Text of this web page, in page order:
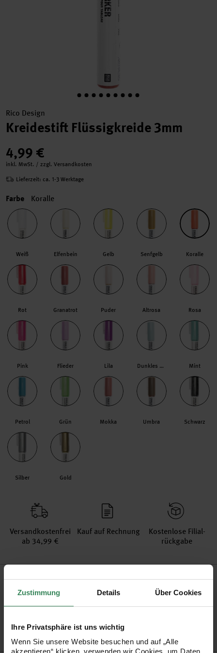
Zustimmung Details Über Cookies
Ihre Privatsphäre ist uns wichtig
Wenn Sie unsere Website besuchen und auf „Alle
akzeptieren“ klicken, verwenden wir Cookies, um Daten
Rico Design
Kreidestift Flüssigkreide 3mm
4,99 €
inkl. MwSt. / zzgl. Versandkosten
Lieferzeit: ca. 1-3 Werktage
Farbe Koralle
Weiß Elfenbein Gelb Senfgelb Koralle
Rot Granatrot Puder Altrosa Rosa
Pink Flieder Lila Dunkles Salbei Mint
Petrol Grün Mokka Umbra Schwarz
Silber Gold
Versand­kosten­frei
ab 34,99 €
Kauf auf Rechnung
Kosten­lose Filial­
rückgabe
Produktinformation